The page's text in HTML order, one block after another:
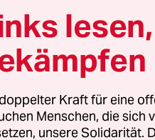
Kraft für eine
Menschen, die sich
unsere Solidarität.